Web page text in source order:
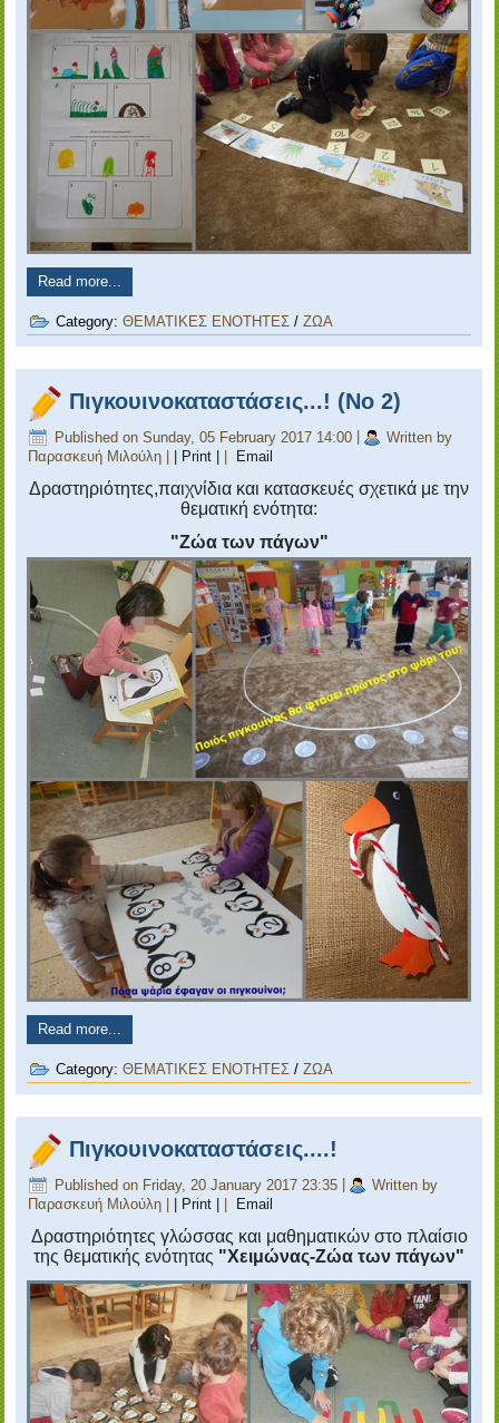
Read more...
Category:ΘΕΜΑΤΙΚΕΣ ΕΝΟΤΗΤΕΣ /ΖΩΑ
Πιγκουινοκαταστάσεις...! (Νο 2)
Published on Sunday, 05 February 2017 14:00
Written by
Παρασκευή Μιλούλη
| Print | Email
Δραστηριότητες,παιχνίδια και κατασκευές σχετικά με την
θεματική ενότητα:
"Ζώα των πάγων"
Read more...
Category:ΘΕΜΑΤΙΚΕΣ ΕΝΟΤΗΤΕΣ /ΖΩΑ
Πιγκουινοκαταστάσεις....!
Published on Friday, 20 January 2017 23:35
Written by
Παρασκευή Μιλούλη
| Print | Email
Δραστηριότητες γλώσσας και μαθηματικών στο πλαίσιο
της θεματικής ενότητας "Χειμώνας-Ζώα των πάγων"